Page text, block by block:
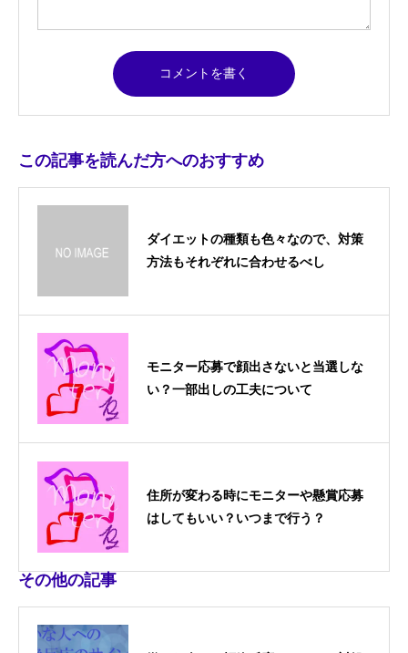
この記事を読んだ方へのおすすめ
ダイエットの種類も色々なので、対策
方法もそれぞれに合わせるべし
モニター応募で顔出さないと当選しな
い？一部出しの工夫について
住所が変わる時にモニターや懸賞応募
はしてもいい？いつまで行う？
その他の記事